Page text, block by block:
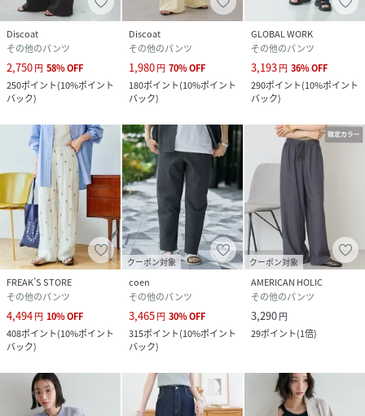
・ウエットクリーニング：可能
・着用中の汗や雨、摩擦により色移りすることがありますの
で、白、淡色の物との重ね着は避けてください。
・素材の特性上、洗濯により縮みやねじれ等が生じることが
あります。
【カラー表記について】
システム上の都合により、一部カラー名がサイト表記と異な
る場合がございます。
※生産時期により、色味・素材・サイズ感など、多少異なる
場合がございます。
【入荷時期について】
入荷日ごとに販売数量が決まっているため、オンラインでは
完売後に次期納期の数量にて予約販売を行っております。
店舗入荷時期と予約商品のお届け時期が異なる場合がござい
ますので、予めご了承ください。
期に関しましてはお近くの店舗へお問い合わせください。
※店舗の在庫状況に関しましては、こちらのページに記載さ
Discoat
その他のパンツ
2,750円 58%OFF
250ポイント(10%ポイント
バック)
Discoat
その他のパンツ
1,980円 70%OFF
180ポイント(10%ポイント
バック)
GLOBAL WORK
その他のパンツ
3,193円 36%OFF
290ポイント(10%ポイント
バック)
FREAK’S STORE
その他のパンツ
4,494円 10%OFF
408ポイント(10%ポイント
バック)
クーポン対象
coen
その他のパンツ
3,465円 30%OFF
315ポイント(10%ポイント
バック)
クーポン対象
AMERICAN HOLIC
その他のパンツ
3,290円
29ポイント(1倍)